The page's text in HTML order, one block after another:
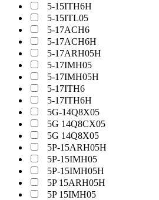
5-15ITH6H
5-15ITL05
5-17ACH6
5-17ACH6H
5-17ARH05H
5-17IMH05
5-17IMH05H
5-17ITH6
5-17ITH6H
5G-14Q8X05
5G 14Q8CX05
5G 14Q8X05
5P-15ARH05H
5P-15IMH05
5P-15IMH05H
5P 15ARH05H
5P 15IMH05